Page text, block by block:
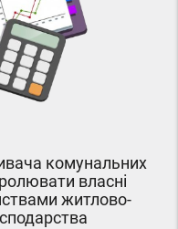
комунальних
власні
житлово-